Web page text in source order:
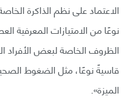
الاعتماد على نظم الذاكرة
نوعًا من الامتيازات المعرفية
الظروف الخاصة لبعض الأفراد
قاسيةً نوعًا، مثل الضغوط
الميزة».